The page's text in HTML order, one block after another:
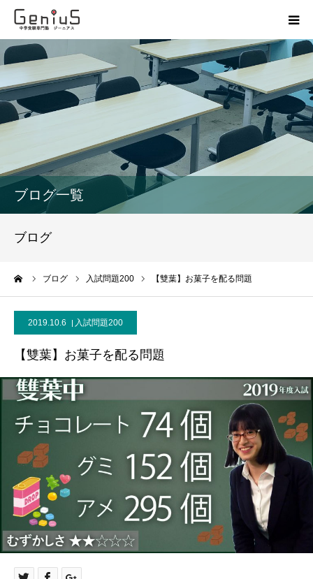
ブログ一覧
ブログ
ブログ 入試問題200 【雙葉】お菓子を配る問題
2019.10.6 入試問題200
【雙葉】お菓子を配る問題
授業
志望校別特訓
模試
お問い合わせ